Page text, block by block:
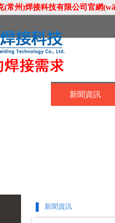
常州)焊接科技有限公司官網
新聞資訊
新聞資訊